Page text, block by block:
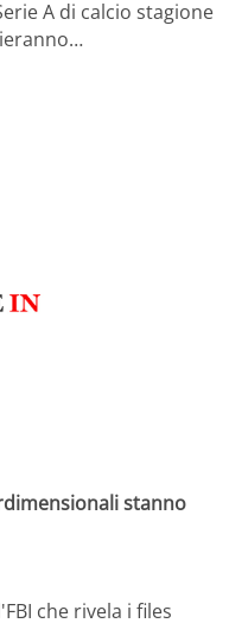
A di calcio stagione
stanno
che rivela i files